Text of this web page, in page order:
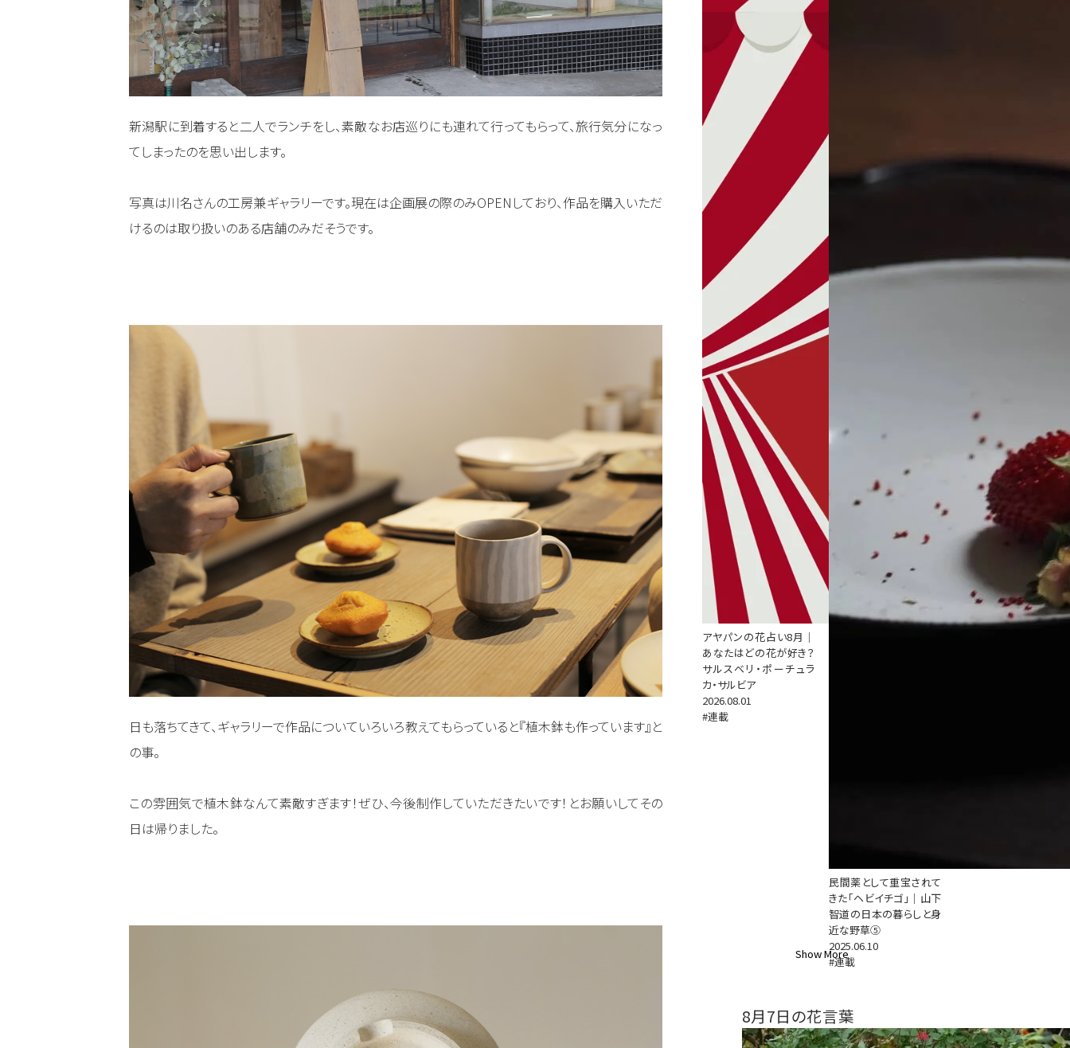
新潟駅に到着すると二人でランチをし、素敵なお店巡りにも連れて行ってもらって、旅行気分になっ
てしまったのを思い出します。
写真は川名さんの工房兼ギャラリーです。現在は企画展の際のみOPENしており、作品を購入いただ
けるのは取り扱いのある店舗のみだそうです。
日も落ちてきて、ギャラリーで作品についていろいろ教えてもらっていると『植木鉢も作っています』と
の事。
この雰囲気で植木鉢なんて素敵すぎます！ぜひ、今後制作していただきたいです！とお願いしてその
日は帰りました。
アヤパンの花占い8月｜
あなたはどの花が好き？
サルスベリ・ポーチュラ
カ・サルビア
2026.08.01
#連載
民間薬として重宝されて
きた「ヘビイチゴ」｜山下
智道の日本の暮らしと身
近な野草⑤
2025.06.10
#連載
Show More
8月7日の花言葉